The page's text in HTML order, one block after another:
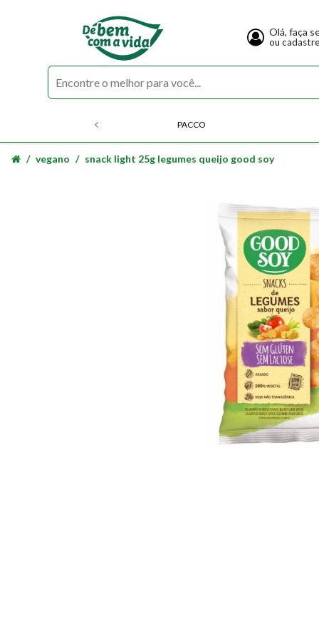
Olá, faça
ou
PACCO
vegano snack light 25g legumes queijo good soy